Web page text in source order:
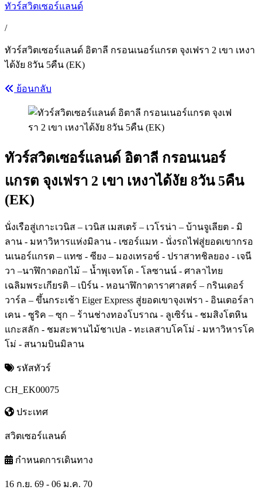
ทัวร์สวิตเซอร์แลนด์
/
ทัวร์สวิตเซอร์แลนด์ อิตาลี กรอนเนอร์แกรต จุงเฟรา 2 เขา เหงา
ได้งัย 8วัน 5คืน (EK)
ย้อนกลับ
ทัวร์สวิตเซอร์แลนด์ อิตาลี กรอนเนอร์
แกรต จุงเฟรา 2 เขา เหงาได้งัย 8วัน 5คืน
(EK)
นั่งเรือสู่เกาะเวนิส – เวนิส เมสเตร้ – เวโรน่า – บ้านจูเลียต - มิ
ลาน - มหาวิหารแห่งมิลาน - เซอร์แมท - นั่งรถไฟสู่ยอดเขากรอ
นเนอร์แกรต – แทซ - ซียง – มองเทรอซ์ - ปราสาทชิลยอง - เจนี
วา –นาฬิกาดอกไม้ – น้ำพุเจทโด - โลซานน์ - ศาลาไทย
เฉลิมพระเกียรติ – เบิร์น - หอนาฬิกาดาราศาสตร์ – กรินเดอร์
วาร์ล – ขึ้นกระเช้า Eiger Express สู่ยอดเขาจุงเฟรา - อินเตอร์ลา
เคน - ซูริค – ซุก – ร้านช่างทองโบราณ - ลูเซิร์น - ชมสิงโตหิน
แกะสลัก - ชมสะพานไม้ชาเปล - ทะเลสาบโคโม่ - มหาวิหารโค
โม่ - สนามบินมิลาน
รหัสทัวร์
CH_EK00075
ประเทศ
สวิตเซอร์แลนด์
กำหนดการเดินทาง
16 ก.ย. 69 - 06 ม.ค. 70